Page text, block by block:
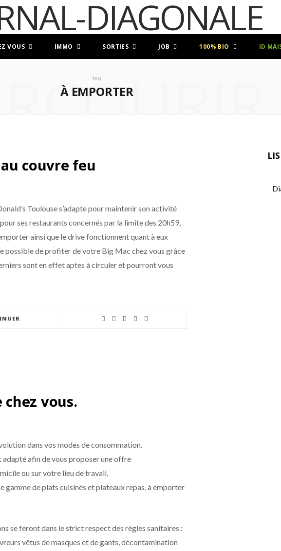
VOUS IMMO SORTIES JOB 100% BIO ID
TAG
À EMPORTER
couvre feu
Toulouse s’adapte pour maintenir son activité
ses restaurants concernés par la limite des 20h59,
ainsi que le drive fonctionnent quant à eux
possible de profiter de votre Big Mac chez vous grâce
sont en effet aptes à circuler et pourront vous
chez vous.
dans vos modes de consommation.
adapté afin de vous proposer une offre
ou sur votre lieu de travail.
gamme de plats cuisinés et plateaux repas, à emporter
se feront dans le strict respect des règles sanitaires :
vêtus de masques et de gants, décontamination